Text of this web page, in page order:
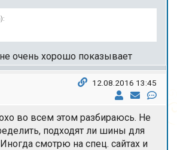
очень хорошо показывает
12.08.2016 13:45
во всем этом разбираюсь. Не
подходят ли шины для
смотрю на спец. сайтах и